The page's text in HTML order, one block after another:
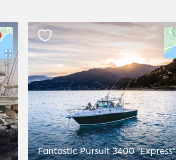
Fantastic Pursuit 3400 "Express"